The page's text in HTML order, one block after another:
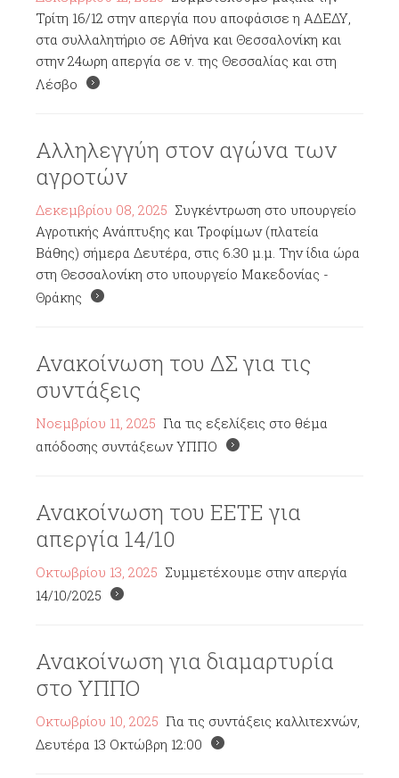
Τρίτη 16/12 στην απεργία που αποφάσισε η ΑΔΕΔΥ,
στα συλλαλητήριο σε Αθήνα και Θεσσαλονίκη και
στην 24ωρη απεργία σε ν. της Θεσσαλίας και στη
Λέσβο
Αλληλεγγύη στον αγώνα των
αγροτών
Δεκεμβρίου 08, 2025 Συγκέντρωση στο υπουργείο
Αγροτικής Ανάπτυξης και Τροφίμων (πλατεία
Βάθης) σήμερα Δευτέρα, στις 6.30 μ.μ. Την ίδια ώρα
στη Θεσσαλονίκη στο υπουργείο Μακεδονίας -
Θράκης
Ανακοίνωση του ΔΣ για τις
συντάξεις
Νοεμβρίου 11, 2025 Για τις εξελίξεις στο θέμα
απόδοσης συντάξεων ΥΠΠΟ
Ανακοίνωση του ΕΕΤΕ για
απεργία 14/10
Οκτωβρίου 13, 2025 Συμμετέχουμε στην απεργία
14/10/2025
Ανακοίνωση για διαμαρτυρία
στο ΥΠΠΟ
Οκτωβρίου 10, 2025 Για τις συντάξεις καλλιτεχνών,
Δευτέρα 13 Οκτώβρη 12:00